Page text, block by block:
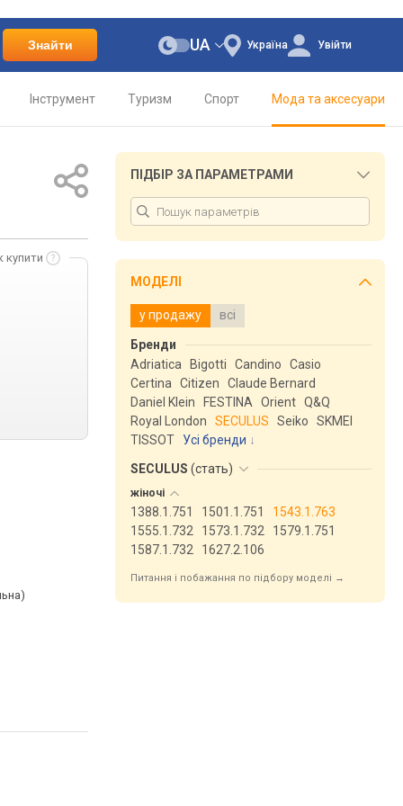
Знайти Україна
UA Увійти
Інструмент Туризм Спорт Мода та аксесуари
купити
ПІДБІР ЗА ПАРАМЕТРАМИ
МОДЕЛІ
у продажу всі
Бренди
Adriatica
Bigotti Candino
Casio
Certina
Citizen
Claude Bernard
Daniel Klein
FESTINA Orient Q&Q
Royal London
SECULUS Seiko
SKMEI
TISSOT
Усі бренди
SECULUS (стать)
жіночі
1388.1.751 1501.1.751
1543.1.763
1555.1.732
1573.1.732
1579.1.751
1587.1.732
1627.2.106
Питання і побажання по підбору моделі →